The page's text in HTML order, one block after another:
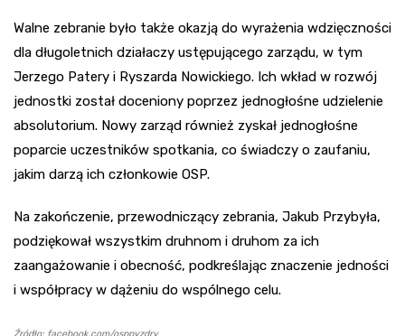
Walne zebranie było także okazją do wyrażenia wdzięczności
dla długoletnich działaczy ustępującego zarządu, w tym
Jerzego Patery i Ryszarda Nowickiego. Ich wkład w rozwój
jednostki został doceniony poprzez jednogłośne udzielenie
absolutorium. Nowy zarząd również zyskał jednogłośne
poparcie uczestników spotkania, co świadczy o zaufaniu,
jakim darzą ich członkowie OSP.
Na zakończenie, przewodniczący zebrania, Jakub Przybyła,
podziękował wszystkim druhnom i druhom za ich
zaangażowanie i obecność, podkreślając znaczenie jedności
i współpracy w dążeniu do wspólnego celu.